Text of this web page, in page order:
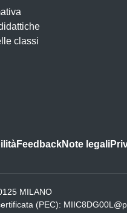
classi
FeedbackNote legali
MILANO
(PEC):